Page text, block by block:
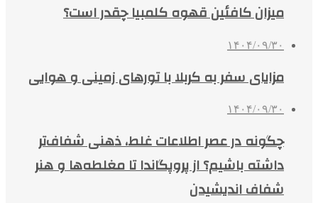
میزان کافئین قهوه کلمبیا چقدر است؟
۱۴۰۴/۰۹/۳۰
مزایای سفر به کربلا با تورهای زمینی و هوایی
۱۴۰۴/۰۹/۳۰
چگونه در عصر اطلاعات غلط، ذهنی شفاف‌تر
داشته باشیم؟ از پروپگاندا تا مغلطه‌ها و هنر
شفاف اندیشیدن